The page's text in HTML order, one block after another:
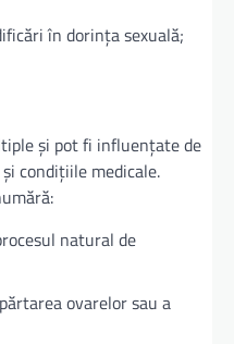
în dorința sexuală;
și pot fi influențate de
condițiile medicale.
natural de
ovarelor sau a